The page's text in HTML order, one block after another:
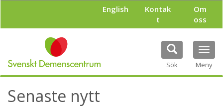
l
English
Kontak
t
Om
oss
Sök Meny
Senaste nytt